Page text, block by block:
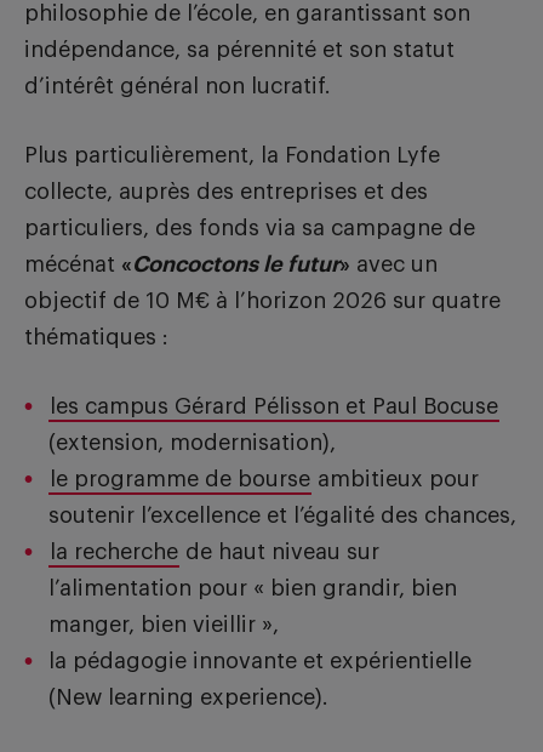
philosophie de l’école, en garantissant son
indépendance, sa pérennité et son statut
d’intérêt général non lucratif.
Plus particulièrement, la Fondation Lyfe
collecte, auprès des entreprises et des
particuliers, des fonds via sa campagne de
mécénat «Concoctons le futur» avec un
objectif de 10 M€ à l’horizon 2026 sur quatre
thématiques :
les campus Gérard Pélisson et Paul Bocuse
(extension, modernisation),
le programme de bourse ambitieux pour
soutenir l’excellence et l’égalité des chances,
la recherche de haut niveau sur
l’alimentation pour « bien grandir, bien
manger, bien vieillir »,
la pédagogie innovante et expérientielle
(New learning experience).